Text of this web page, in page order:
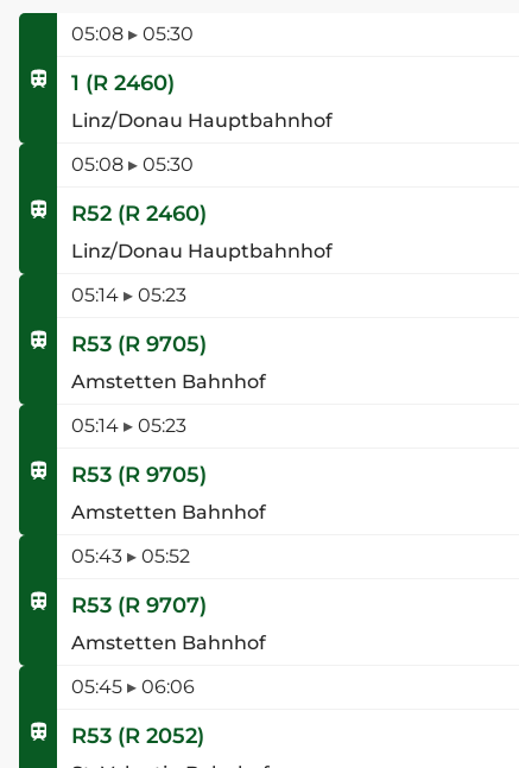
05:08 ▸ 05:30
1 (R 2460)
Linz/Donau Hauptbahnhof
05:08 ▸ 05:30
R52 (R 2460)
Linz/Donau Hauptbahnhof
05:14 ▸ 05:23
R53 (R 9705)
Amstetten Bahnhof
05:14 ▸ 05:23
R53 (R 9705)
Amstetten Bahnhof
05:43 ▸ 05:52
R53 (R 9707)
Amstetten Bahnhof
05:45 ▸ 06:06
R53 (R 2052)